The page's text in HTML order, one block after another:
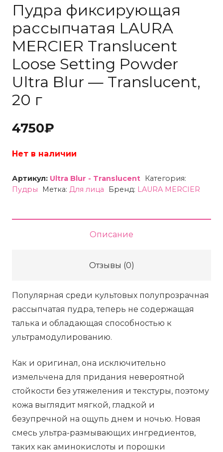
Пудра фиксирующая
рассыпчатая LAURA
MERCIER Translucent
Loose Setting Powder
Ultra Blur — Translucent,
20 г
4750₽
Нет в наличии
Артикул: Ultra Blur - Translucent
Категория:
Пудры
Метка: Для лица Бренд: LAURA MERCIER
Описание
Отзывы (0)
Популярная среди культовых полупрозрачная
рассыпчатая пудра, теперь не содержащая
талька и обладающая способностью к
ультрамодулированию.
Как и оригинал, она исключительно
измельчена для придания невероятной
стойкости без утяжеления и текстуры, поэтому
кожа выглядит мягкой, гладкой и
безупречной на ощупь днем и ночью. Новая
смесь ультра-размывающих ингредиентов,
таких как аминокислоты и порошки